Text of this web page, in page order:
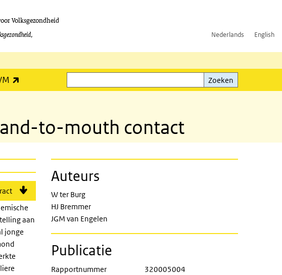
Volksgezondheid
Nederlands English
Zoeken
Zoeken
to-mouth contact
aan
jonge
Auteurs
W ter Burg
HJ Bremmer
JGM van Engelen
Publicatie
Rapportnummer
320005004